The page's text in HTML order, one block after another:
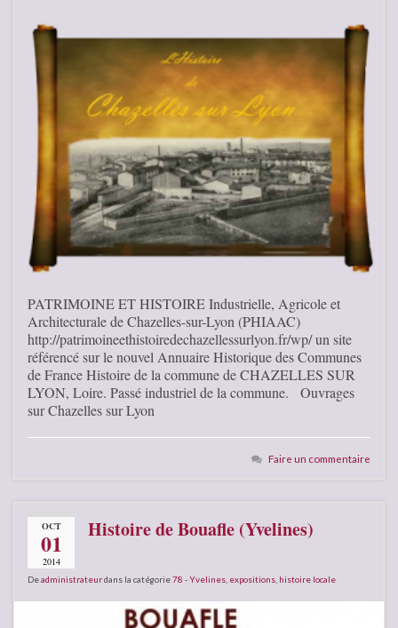
PATRIMOINE ET HISTOIRE Industrielle, Agricole et
Architecturale de Chazelles-sur-Lyon (PHIAAC)
http://patrimoineethistoiredechazellessurlyon.fr/wp/ un site
référencé sur le nouvel Annuaire Historique des Communes
de France Histoire de la commune de CHAZELLES SUR
LYON, Loire. Passé industriel de la commune. Ouvrages
sur Chazelles sur Lyon
Faire un commentaire
OCT
01
2014
Histoire de Bouafle (Yvelines)
Deadministrateurdans la catégorie78 - Yvelines expositions histoire locale